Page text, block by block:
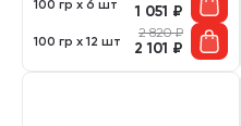
100 гр х 6 шт 1 051 ₽
100 гр х 12 шт
2 820₽
2 101 ₽